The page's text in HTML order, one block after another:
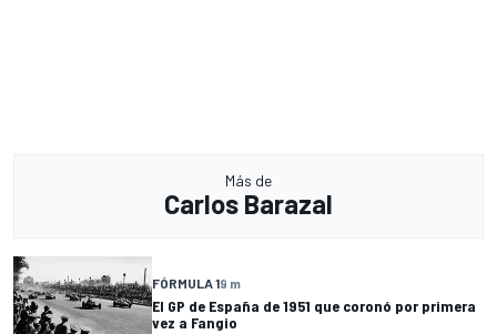
Más de
Carlos Barazal
FÓRMULA 19 m
El GP de España de 1951 que coronó por primera
vez a Fangio